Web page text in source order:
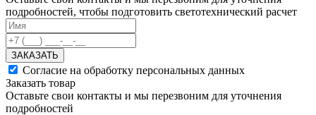
подробностей, чтобы подготовить светотехнический расчет
ЗАКАЗАТЬ
Согласие на обработку персональных данных
Заказать товар
Оставьте свои контакты и мы перезвоним для уточнения
подробностей